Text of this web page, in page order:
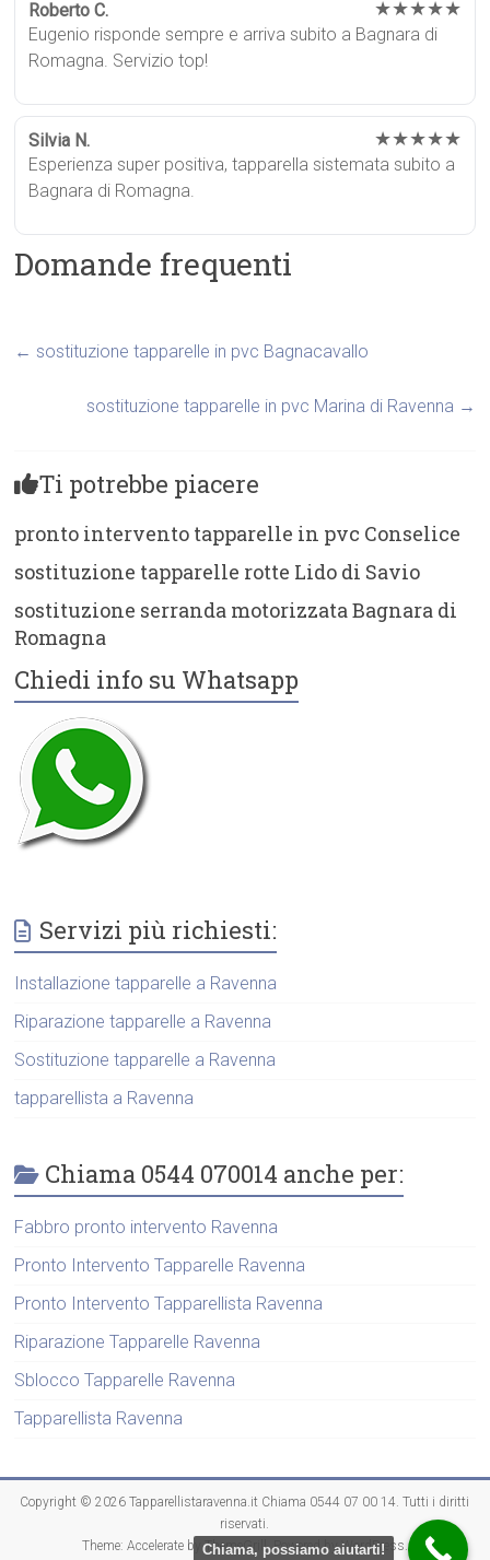
Roberto C. ★★★★★
Eugenio risponde sempre e arriva subito a Bagnara di
Romagna. Servizio top!
Silvia N. ★★★★★
Esperienza super positiva, tapparella sistemata subito a
Bagnara di Romagna.
Domande frequenti
← sostituzione tapparelle in pvc Bagnacavallo
sostituzione tapparelle in pvc Marina di Ravenna →
Ti potrebbe piacere
pronto intervento tapparelle in pvc Conselice
sostituzione tapparelle rotte Lido di Savio
sostituzione serranda motorizzata Bagnara di
Romagna
Chiedi info su Whatsapp
Servizi più richiesti:
Installazione tapparelle a Ravenna
Riparazione tapparelle a Ravenna
Sostituzione tapparelle a Ravenna
tapparellista a Ravenna
Chiama 0544 070014 anche per:
Fabbro pronto intervento Ravenna
Pronto Intervento Tapparelle Ravenna
Pronto Intervento Tapparellista Ravenna
Riparazione Tapparelle Ravenna
Sblocco Tapparelle Ravenna
Tapparellista Ravenna
Copyright © 2026Tapparellistaravenna.it Chiama 0544 07 00 14 . Tutti i diritti
riservati.
Theme: Accelerateby ThemeGrill. Powered byWordPress
Chiama, possiamo aiutarti!